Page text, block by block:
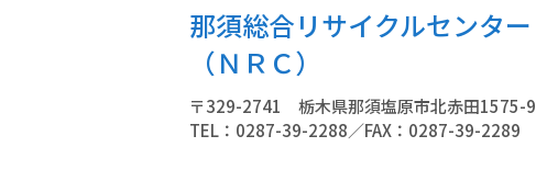
那須総合リサイクルセンター
（ＮＲＣ）
〒329-2741 栃木県那須塩原市北赤田1575-9
TEL：0287-39-2288／FAX：0287-39-2289